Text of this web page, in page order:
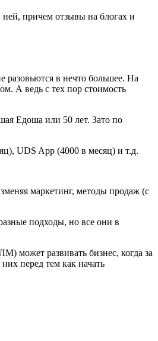
причем отзывы на блогах и
в нечто большее. На
А ведь с тех пор стоимость
Едоша или 50 лет. Зато по
UDS App (4000 в месяц) и т.д.
маркетинг, методы продаж (с
подходы, но все они в
может развивать бизнес, когда за
перед тем как начать